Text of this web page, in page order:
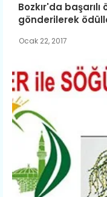
Bozkır'da
gönderilerek
Ocak 22, 2017